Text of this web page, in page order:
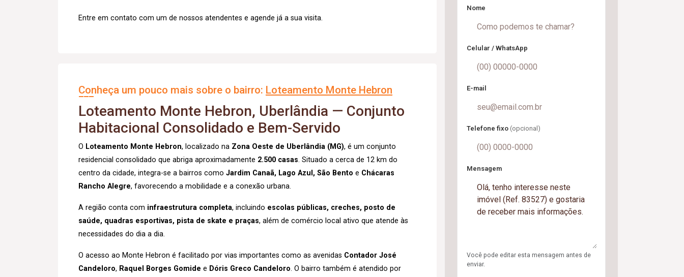
Entre em contato com um de nossos atendentes e agende já a sua visita.
Conheça um pouco mais sobre o bairro: Loteamento Monte Hebron
Loteamento Monte Hebron, Uberlândia — Conjunto
Habitacional Consolidado e Bem-Servido
O Loteamento Monte Hebron, localizado na Zona Oeste de Uberlândia (MG), é um conjunto
residencial consolidado que abriga aproximadamente 2.500 casas. Situado a cerca de 12 km do
centro da cidade, integra-se a bairros como Jardim Canaã, Lago Azul, São Bento e Chácaras
Rancho Alegre, favorecendo a mobilidade e a conexão urbana.
A região conta com infraestrutura completa, incluindo escolas públicas, creches, posto de
saúde, quadras esportivas, pista de skate e praças, além de comércio local ativo que atende às
necessidades do dia a dia.
O acesso ao Monte Hebron é facilitado por vias importantes como as avenidas Contador José
Candeloro, Raquel Borges Gomide e Dóris Greco Candeloro. O bairro também é atendido por
Nome
Celular / WhatsApp
E-mail
Telefone fixo (opcional)
Mensagem
Você pode editar esta mensagem antes de
enviar.